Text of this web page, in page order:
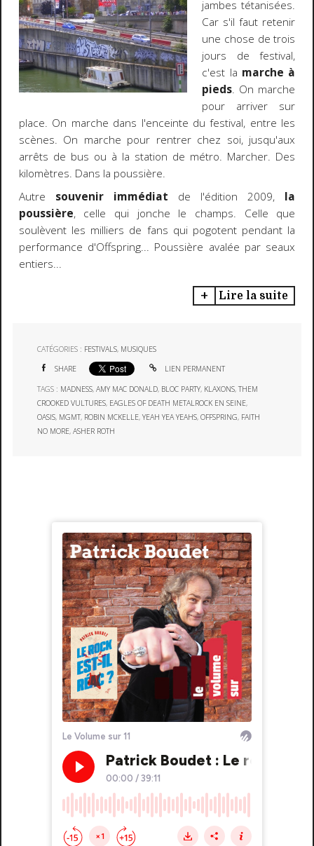
jambes tétanisées.
Car s'il faut retenir
une chose de trois
jours de festival,
c'est la marche à
pieds. On marche
pour arriver sur
place. On marche dans l'enceinte du festival, entre les
scènes. On marche pour rentrer chez soi, jusqu'aux
arrêts de bus ou à la station de métro. Marcher. Des
kilomètres. Dans la poussière.
Autre souvenir immédiat de l'édition 2009, la
poussière, celle qui jonche le champs. Celle que
soulèvent les milliers de fans qui pogotent pendant la
performance d'Offspring... Poussière avalée par seaux
entiers...
Lire la suite
CATÉGORIES : FESTIVALS, MUSIQUES
SHARE LIEN PERMANENT
TAGS : MADNESS,AMY MAC DONALD, BLOC PARTY, KLAXONS,THEM
CROOKED VULTURES, EAGLES OF DEATH METALROCK EN SEINE,
OASIS, MGMT, ROBIN MCKELLE,YEAH YEA YEAHS,OFFSPRING, FAITH
NO MORE,ASHER ROTH